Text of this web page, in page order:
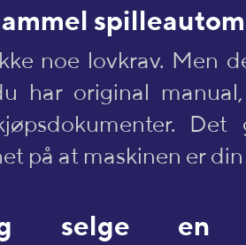
noe lovkrav. Men
har original
Det
på at maskinen er din
selge en